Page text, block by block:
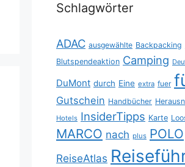
Schlagwörter
ADAC ausgewählte Backpacking
Blutspendeaktion Camping
DuMont durch Eine extra fuer
Gutschein Handbücher
Hotels InsiderTipps Karte
MARCO nach plus POLO
ReiseAtlas